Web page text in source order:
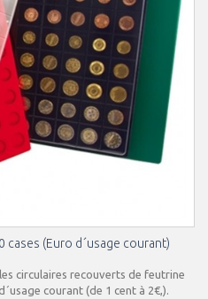
cases (Euro d´usage courant)
circulaires recouverts de feutrine
courant (de 1 cent à 2€,).